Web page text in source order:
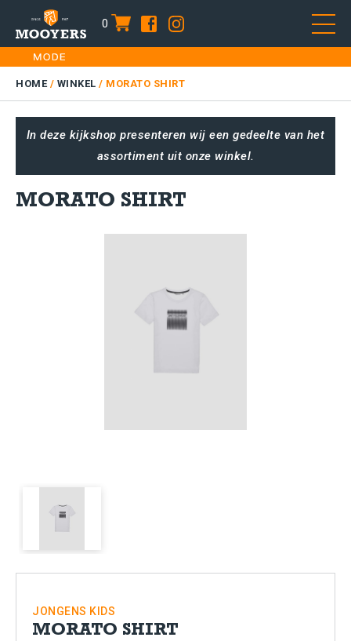
0 item
Skip
to
content
HOME
DAMES
KIDS
PLUS SIZE
HOME/ WINKEL / MORATO SHIRT
In deze kijkshop presenteren wij een gedeelte van het
assortiment uit onze winkel.
MORATO SHIRT
JONGENS KIDS
MORATO SHIRT